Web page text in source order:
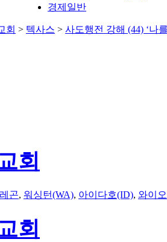
경제일반
회 > 텍사스 > 사도행전 강해 (44) ‘나
회
곤, 워싱턴(WA), 아이다호(ID), 와이
회